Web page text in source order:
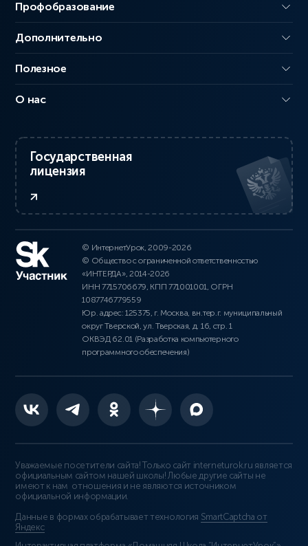
Профобразование
Дополнительно
Полезное
О нас
Государственная
лицензия
© ИнтернетУрок, 2009-2026
© Общество с ограниченной ответственностью
«ИНТЕРДА», 2014-2026
ИНН 7715706679, КПП 771001001, ОГРН
1087746779559
Юр. адрес: 125375, г. Москва, вн.тер.г. муниципальный
округ Тверской, ул. Тверская, д. 16, стр. 1
ОКВЭД 62.01 (Разработка компьютерного
программного обеспечения)
Уважаемые посетители сайта! Только сайт interneturok.ru является
официальным сайтом нашей школы! Любые другие сайты не
имеют к нам отношения и не являются источником
официальной информации.
Данные в формах обрабатывает технология SmartCaptcha от
Яндекс